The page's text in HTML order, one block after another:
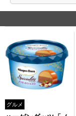
グルメ